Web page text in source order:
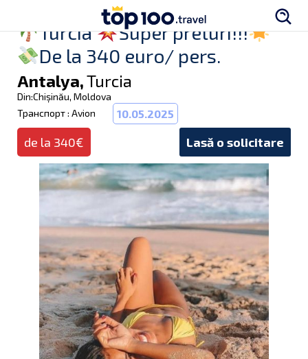
Turcia
Super preturi!!!
De la 340 euro/ pers.
Antalya,Turcia
Din:Chișinău, Moldova
Транспорт : Avion
10.05.2025
de la 340€ Lasă o solicitare